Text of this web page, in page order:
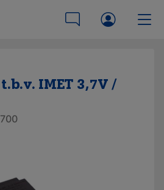
IMET 3,7V /